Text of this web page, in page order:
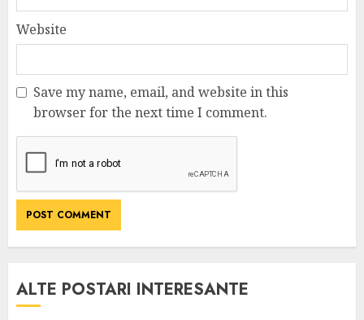
Website
Save my name, email, and website in this
browser for the next time I comment.
ALTE POSTARI INTERESANTE